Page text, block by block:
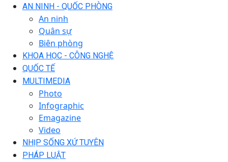
AN NINH - QUỐC PHÒNG
An ninh
Quân sự
Biên phòng
KHOA HỌC - CÔNG NGHỆ
QUỐC TẾ
MULTIMEDIA
Photo
Infographic
Emagazine
Video
NHỊP SỐNG XỨ TUYÊN
PHÁP LUẬT